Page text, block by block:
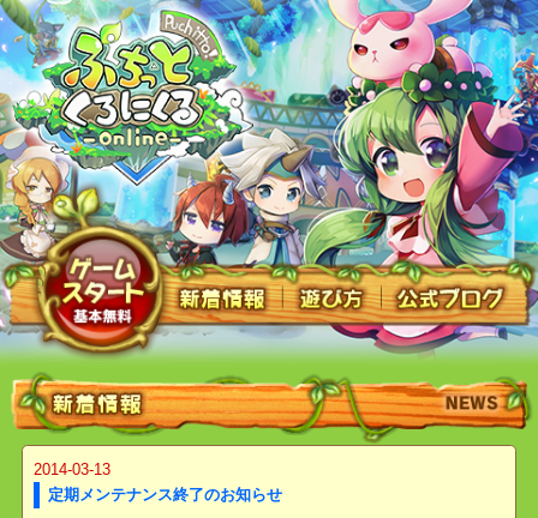
2014-03-13